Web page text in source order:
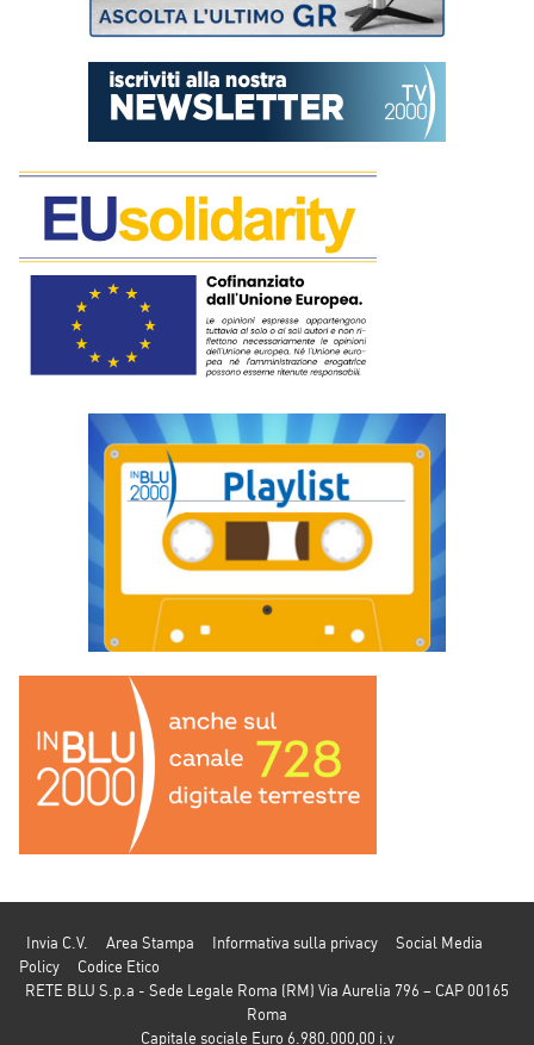
Invia C.V. Area Stampa Informativa sulla privacy
Social Media
Policy
Codice Etico
RETE BLU S.p.a - Sede Legale Roma (RM) Via Aurelia 796 – CAP 00165
Roma
Capitale sociale Euro 6.980.000,00 i.v